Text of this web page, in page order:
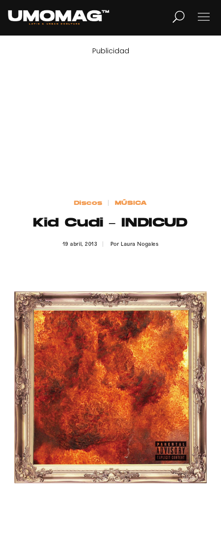
LIFESTYLE
Contacto
© 2015-2022 UMOMAG. PROPIEDAD DE UMO agency. TODOS LOS
DERECHOS RESERVADOS.
Publicidad
Discos MÚSICA
Kid Cudi – INDICUD
19 abril, 2013 PorLaura Nogales